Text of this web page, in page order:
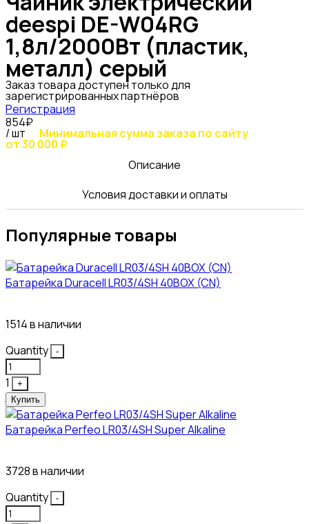
deespi DE-W04RG
1,8л/2000Вт (пластик,
металл) серый
Заказ товара доступен только для
зарегистрированных партнёров
Регистрация
854₽
/ шт Минимальная сумма заказа по сайту
от 30 000 ₽
Описание
Условия доставки и оплаты
Популярные товары
Батарейка Duracell LR03/4SH 40BOX (CN)
1514 в наличии
Quantity
-
1
+
Купить
Батарейка Perfeo LR03/4SH Super Alkaline
3728 в наличии
Quantity
-